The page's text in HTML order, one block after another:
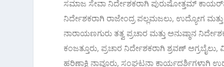
ಸಮಾಜ ಸೇವಾ ನಿರ್ದೇಶಕರಾಗಿ ಪುರುಷೋತ್ತಮ್
ನಿರ್ದೇಶಕರಾಗಿ ರಾಜೇಂದ್ರ ಪಲ್ಲಮಜಲು, ಉದ್ಯೋಗ
ನಾರಾಯಣಗುರು ತತ್ವ ಪ್ರಚಾರ ಮತ್ತು ಅನುಷ್ಠಾನ
ಕಂಜತ್ತೂರು, ಪ್ರಚಾರ ನಿರ್ದೇಶಕರಾಗಿ ಶ್ರವಣ್
ಹರಿಣಾಕ್ಷಿ ನಾವೂರು, ಸಂಘಟನಾ ಕಾರ್ಯದರ್ಶಿಗಳಾಗಿ